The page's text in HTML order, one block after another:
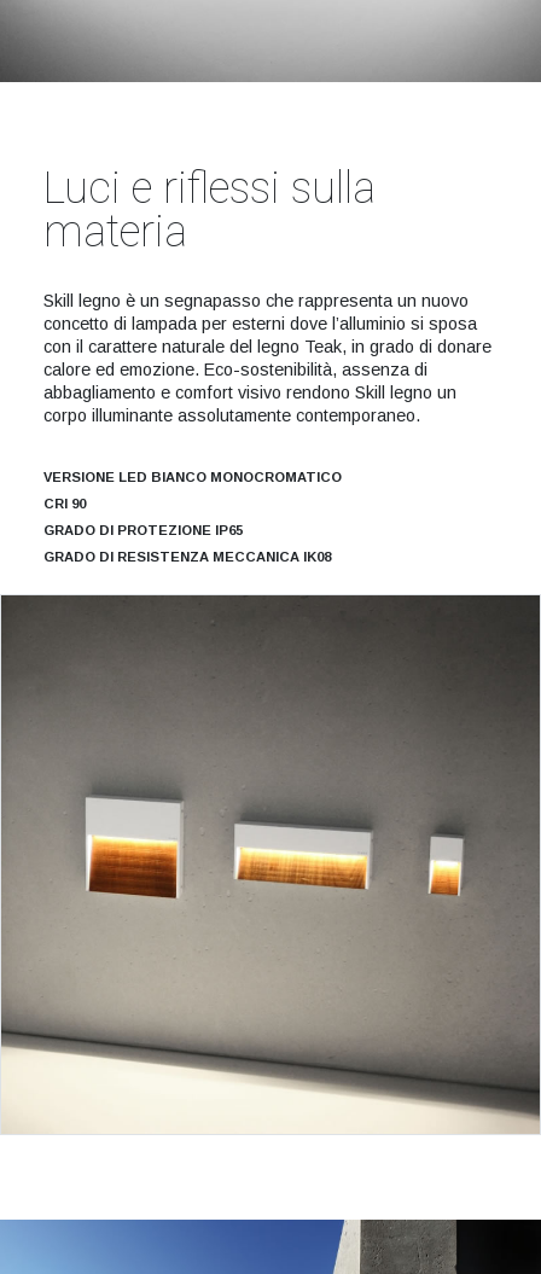
Luci e riflessi sulla
materia
Skill legno è un segnapasso che rappresenta un nuovo
concetto di lampada per esterni dove l’alluminio si sposa
con il carattere naturale del legno Teak, in grado di donare
calore ed emozione. Eco-sostenibilità, assenza di
abbagliamento e comfort visivo rendono Skill legno un
corpo illuminante assolutamente contemporaneo.
VERSIONE LED BIANCO MONOCROMATICO
CRI 90
GRADO DI PROTEZIONE IP65
GRADO DI RESISTENZA MECCANICA IK08